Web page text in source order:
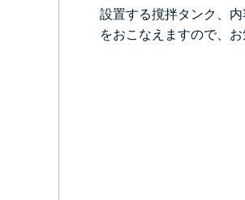
設置する撹拌タンク、
をおこなえますので、